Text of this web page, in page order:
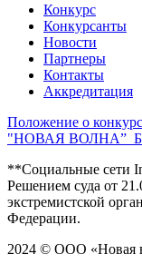
Конкурс
Конкурсанты
Новости
Партнеры
Контакты
Аккредитация
Положение о
"НОВАЯ ВОЛНА”
**Социальные сети
Решением суда от
экстремистской
Федерации.
2024 © ООО «Новая